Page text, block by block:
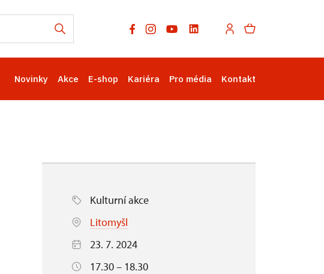
Novinky Akce E-shop Kariéra Pro média Kontakt
Kulturní akce
Litomyšl
23. 7. 2024
17.30 – 18.30